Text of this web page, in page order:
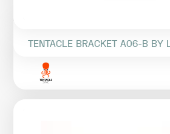
TENTACLE BRACKET A06-B BY